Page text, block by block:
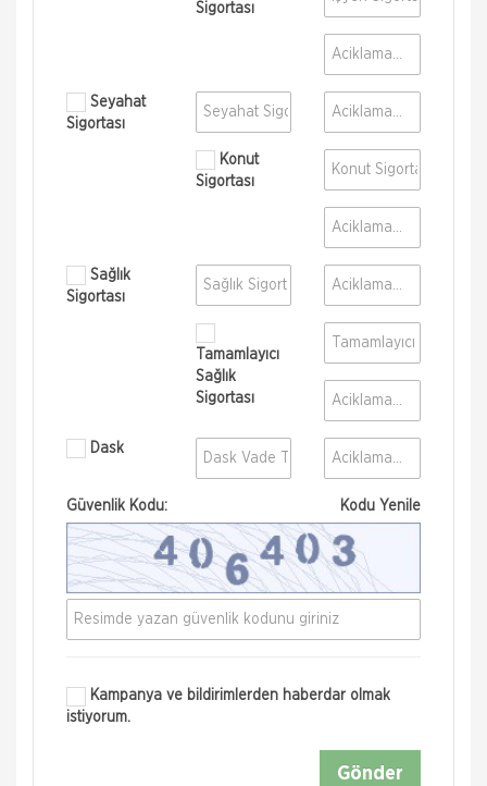
Sigortası
Seyahat
Sigortası
Konut
Sigortası
Sağlık
Sigortası
Tamamlayıcı
Sağlık
Sigortası
Dask
Güvenlik Kodu: Kodu Yenile
Kampanya ve bildirimlerden haberdar olmak
istiyorum.
Gönder